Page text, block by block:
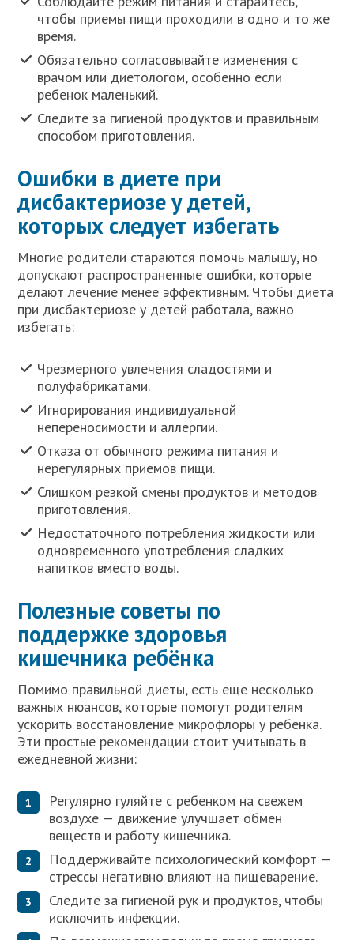
чтобы приемы пищи проходили в одно и то же
время.
Обязательно согласовывайте изменения с
врачом или диетологом, особенно если
ребенок маленький.
Следите за гигиеной продуктов и правильным
способом приготовления.
Ошибки в диете при
дисбактериозе у детей,
которых следует избегать
Многие родители стараются помочь малышу, но
допускают распространенные ошибки, которые
делают лечение менее эффективным. Чтобы диета
при дисбактериозе у детей работала, важно
избегать:
Чрезмерного увлечения сладостями и
полуфабрикатами.
Игнорирования индивидуальной
непереносимости и аллергии.
Отказа от обычного режима питания и
нерегулярных приемов пищи.
Слишком резкой смены продуктов и методов
приготовления.
Недостаточного потребления жидкости или
одновременного употребления сладких
напитков вместо воды.
Полезные советы по
поддержке здоровья
кишечника ребёнка
Помимо правильной диеты, есть еще несколько
важных нюансов, которые помогут родителям
ускорить восстановление микрофлоры у ребенка.
Эти простые рекомендации стоит учитывать в
ежедневной жизни:
Регулярно гуляйте с ребенком на свежем
воздухе — движение улучшает обмен
веществ и работу кишечника.
Поддерживайте психологический комфорт —
стрессы негативно влияют на пищеварение.
Следите за гигиеной рук и продуктов, чтобы
исключить инфекции.